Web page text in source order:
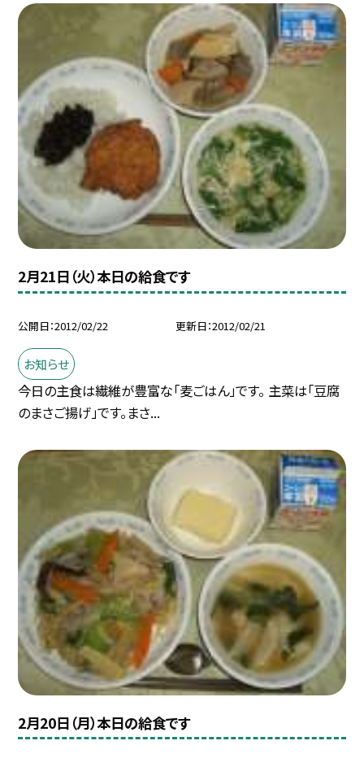
2月21日（火）本日の給食です
公開日 2012/02/22 更新日 2012/02/21
お知らせ
今日の主食は繊維が豊富な「麦ごはん」です。 主菜は「豆腐
のまさご揚げ」です。まさ...
2月20日（月）本日の給食です